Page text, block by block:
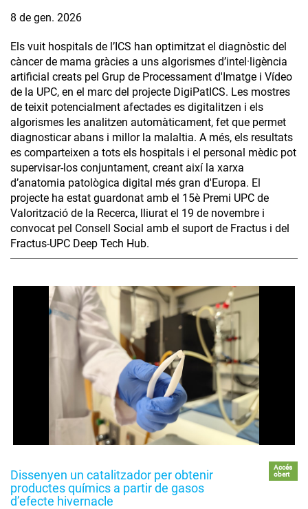
8 de gen. 2026
Els vuit hospitals de l’ICS han optimitzat el diagnòstic del
càncer de mama gràcies a uns algorismes d’intel·ligència
artificial creats pel Grup de Processament d'Imatge i Vídeo
de la UPC, en el marc del projecte DigiPatICS. Les mostres
de teixit potencialment afectades es digitalitzen i els
algorismes les analitzen automàticament, fet que permet
diagnosticar abans i millor la malaltia. A més, els resultats
es comparteixen a tots els hospitals i el personal mèdic pot
supervisar-los conjuntament, creant així la xarxa
d’anatomia patològica digital més gran d'Europa. El
projecte ha estat guardonat amb el 15è Premi UPC de
Valorització de la Recerca, lliurat el 19 de novembre i
convocat pel Consell Social amb el suport de Fractus i del
Fractus-UPC Deep Tech Hub.
Dissenyen un catalitzador per obtenir
productes químics a partir de gasos
d’efecte hivernacle
Accés
obert